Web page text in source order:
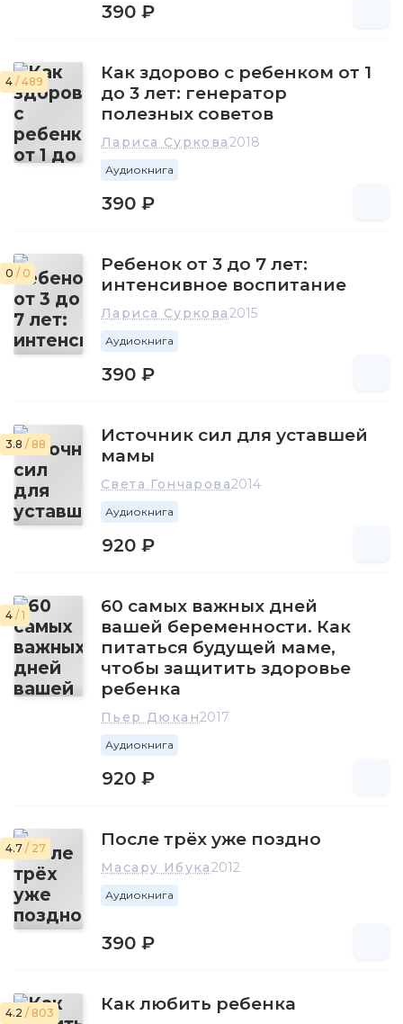
390 ₽
4 / 489
Как здорово с ребенком от 1
до 3 лет: генератор
полезных советов
Лариса Суркова2018
Аудиокнига
390 ₽
0 / 0
Ребенок от 3 до 7 лет:
интенсивное воспитание
Лариса Суркова2015
Аудиокнига
390 ₽
3.8 / 88
Источник сил для уставшей
мамы
Света Гончарова2014
Аудиокнига
920 ₽
4 / 1
60 самых важных дней
вашей беременности. Как
питаться будущей маме,
чтобы защитить здоровье
ребенка
Пьер Дюкан2017
Аудиокнига
920 ₽
4.7 / 27 После трёх уже поздно
Масару Ибука2012
Аудиокнига
390 ₽
4.2 / 803 Как любить ребенка